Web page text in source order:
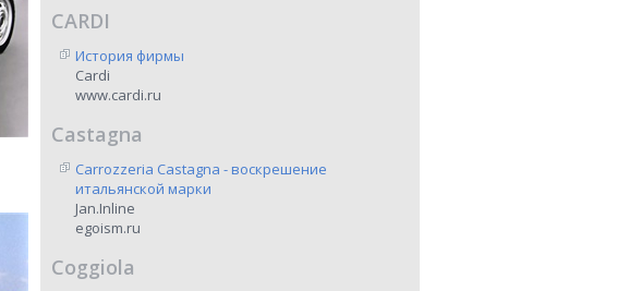
CARDI
История фирмы
Cardi
www.cardi.ru
Castagna
Carrozzeria Castagna - воскрешение
итальянской марки
Jan.Inline
egoism.ru
Coggiola